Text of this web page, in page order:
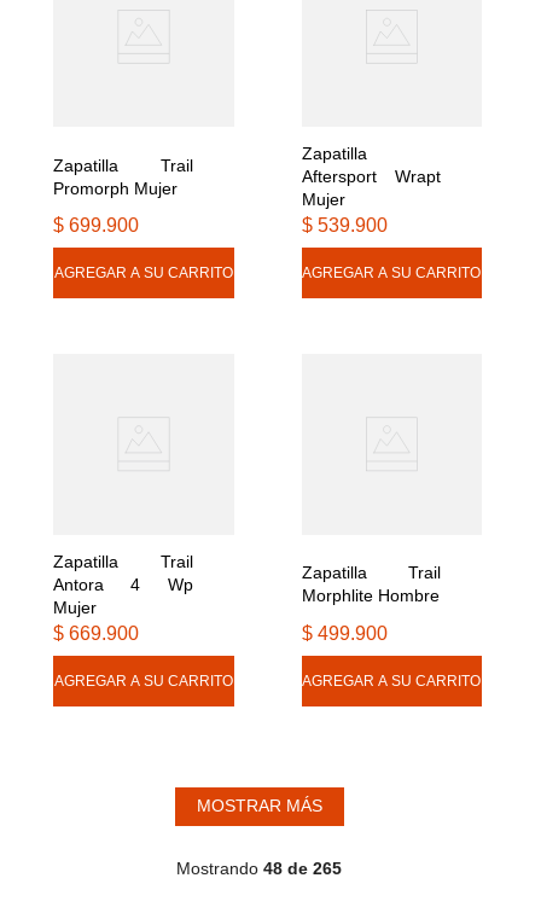
Zapatilla Trail
Promorph Mujer
$ 699.900
Zapatilla
Aftersport Wrapt
Mujer
$ 539.900
Zapatilla Trail
Antora 4 Wp
Mujer
$ 669.900
Zapatilla Trail
Morphlite Hombre
$ 499.900
MOSTRAR MÁS
Mostrando48 de 265